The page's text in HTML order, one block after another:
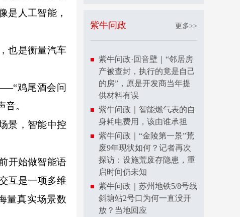
是人工智能，
也是衡量汽车
鸡尾酒会问
。
景，智能中控
开始做智能语
互是一项多维
量真实场景数
紫牛问政 更多>>
紫牛问政·回音壁｜“邻居房
产被查封，执行的竟是自己
的房”，原是开发商当年提
供材料有误
紫牛问政｜智能燃气表的自
身耗电费用，该由谁承担
紫牛问政｜“金陵第一景”荒
废9年现状如何？记者再次
探访：设施荒废存隐患，重
启时间仍未知
紫牛问政｜苏州地铁5/8号线
斜塘站2号口为何一直没开
放？当地回应